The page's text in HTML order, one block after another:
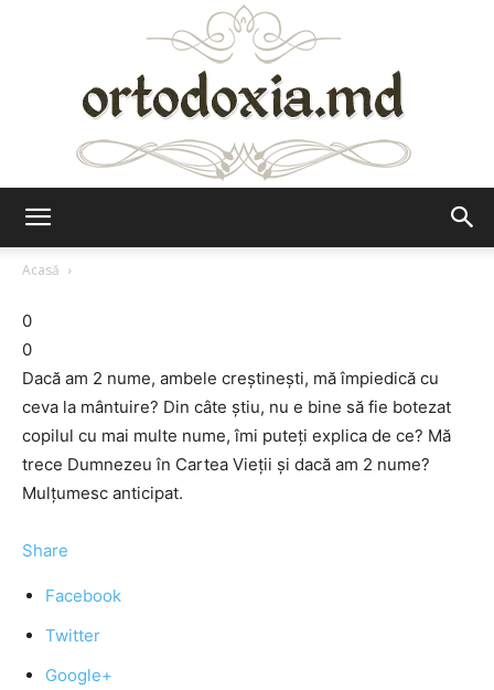
Acasă
0
0
Dacă am 2 nume, ambele creștinești, mă împiedică cu
ceva la mântuire? Din câte știu, nu e bine să fie botezat
copilul cu mai multe nume, îmi puteți explica de ce? Mă
trece Dumnezeu în Cartea Vieții și dacă am 2 nume?
Mulțumesc anticipat.
Share
Facebook
Twitter
Google+